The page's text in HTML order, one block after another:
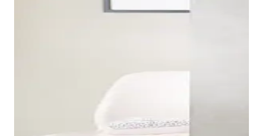
diferentes series cerámicas y están disponibles en